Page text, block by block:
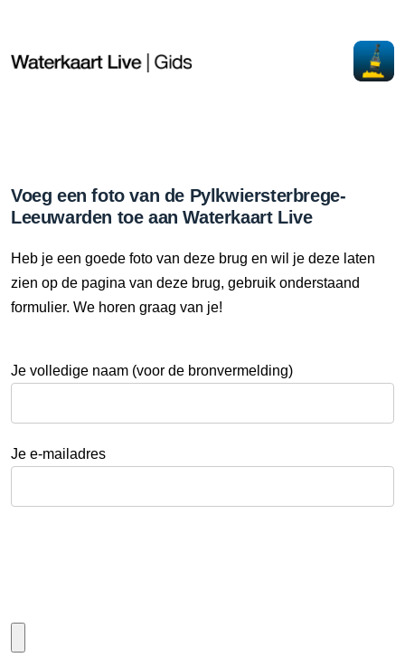
Voeg een foto van de Pylkwiersterbrege-
Leeuwarden toe aan Waterkaart Live
Heb je een goede foto van deze brug en wil je deze laten
zien op de pagina van deze brug, gebruik onderstaand
formulier. We horen graag van je!
Je volledige naam (voor de bronvermelding)
Je e-mailadres